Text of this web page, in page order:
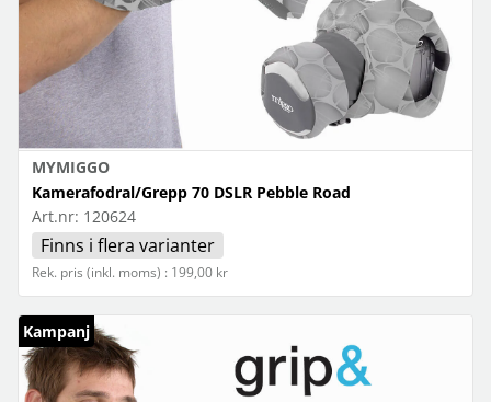
MYMIGGO
Kamerafodral/Grepp 70 DSLR Pebble Road
Art.nr: 120624
Finns i flera varianter
Rek. pris (inkl. moms) : 199,00 kr
Kampanj